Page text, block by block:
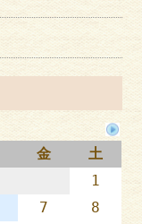
金
土
1
7
8